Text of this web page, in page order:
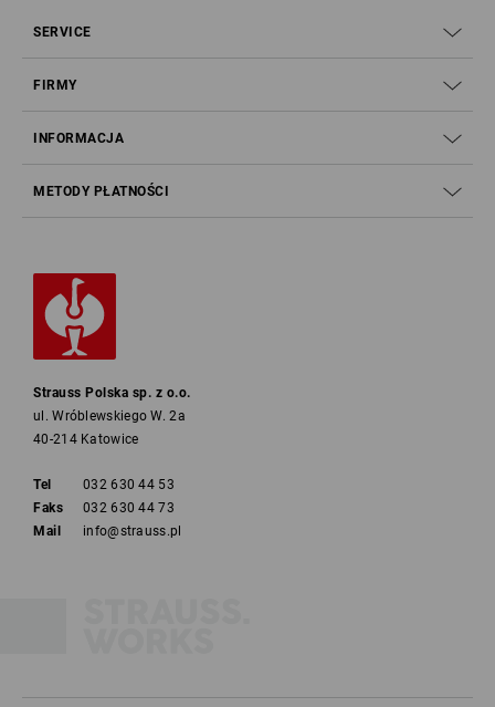
SERVICE
FIRMY
INFORMACJA
METODY PŁATNOŚCI
Strauss Polska sp. z o.o.
ul. Wróblewskiego W. 2a
40-214 Katowice
Tel
032 630 44 53
Faks
032 630 44 73
Mail
info@strauss.pl